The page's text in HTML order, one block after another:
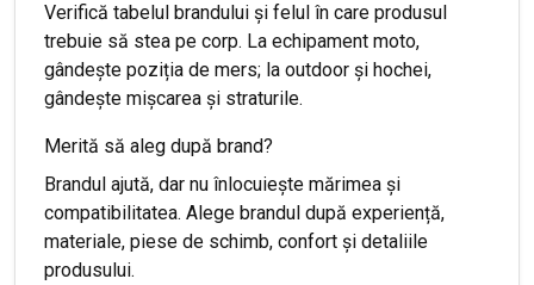
Verifică tabelul brandului și felul în care produsul
trebuie să stea pe corp. La echipament moto,
gândește poziția de mers; la outdoor și hochei,
gândește mișcarea și straturile.
Merită să aleg după brand?
Brandul ajută, dar nu înlocuiește mărimea și
compatibilitatea. Alege brandul după experiență,
materiale, piese de schimb, confort și detaliile
produsului.